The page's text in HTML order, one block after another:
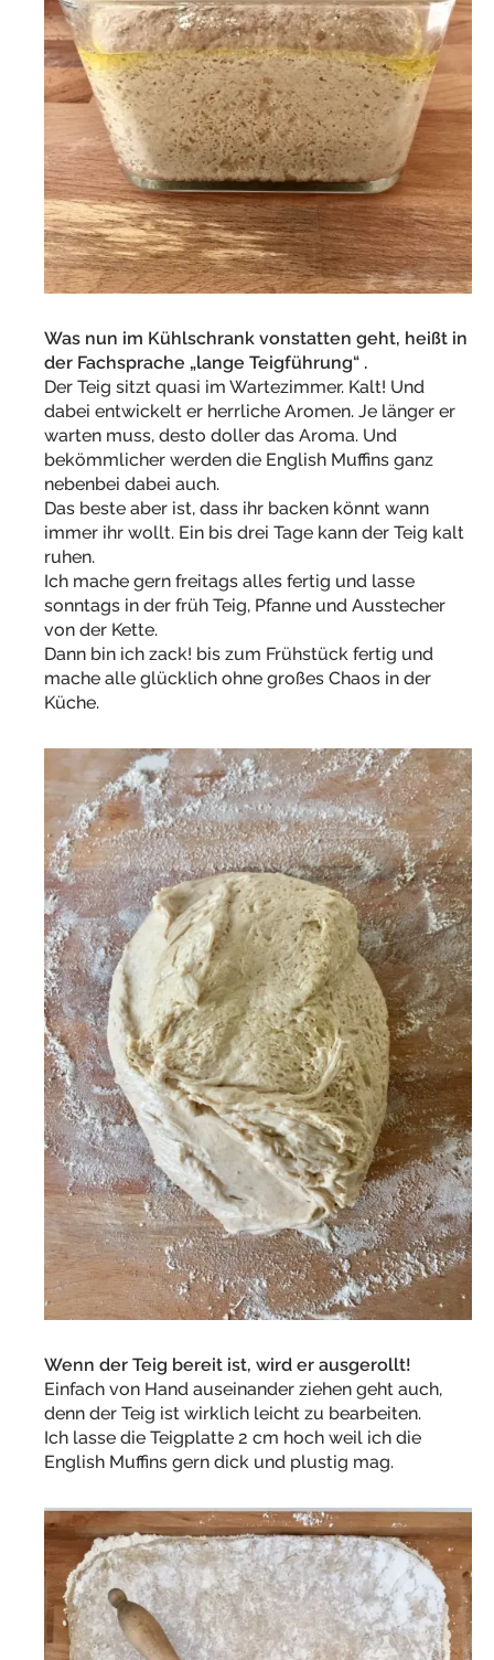
Was nun im Kühlschrank vonstatten geht, heißt in
der Fachsprache „lange Teigführung“ .
Der Teig sitzt quasi im Wartezimmer. Kalt! Und
dabei entwickelt er herrliche Aromen. Je länger er
warten muss, desto doller das Aroma. Und
bekömmlicher werden die English Muffins ganz
nebenbei dabei auch.
Das beste aber ist, dass ihr backen könnt wann
immer ihr wollt. Ein bis drei Tage kann der Teig kalt
ruhen.
Ich mache gern freitags alles fertig und lasse
sonntags in der früh Teig, Pfanne und Ausstecher
von der Kette.
Dann bin ich zack! bis zum Frühstück fertig und
mache alle glücklich ohne großes Chaos in der
Küche.
Wenn der Teig bereit ist, wird er ausgerollt!
Einfach von Hand auseinander ziehen geht auch,
denn der Teig ist wirklich leicht zu bearbeiten.
Ich lasse die Teigplatte 2 cm hoch weil ich die
English Muffins gern dick und plustig mag.